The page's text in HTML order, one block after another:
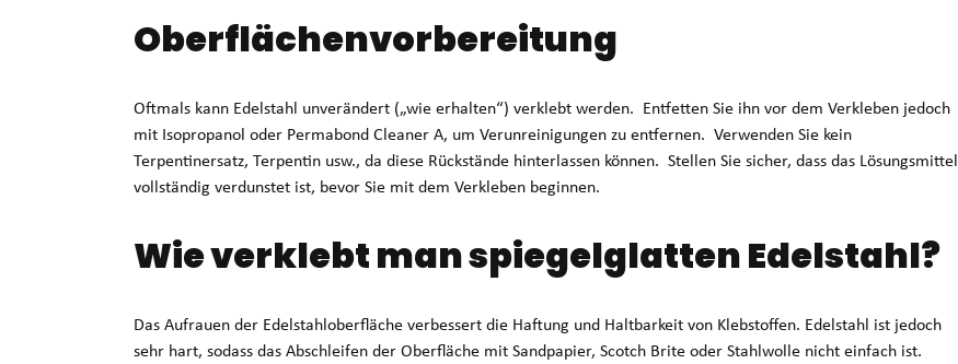
Oberflächenvorbereitung
Oftmals kann Edelstahl unverändert („wie erhalten“) verklebt werden. Entfetten Sie ihn vor dem Verkleben jedoch
mit Isopropanol oder Permabond Cleaner A, um Verunreinigungen zu entfernen. Verwenden Sie kein
Terpentinersatz, Terpentin usw., da diese Rückstände hinterlassen können. Stellen Sie sicher, dass das Lösungsmittel
vollständig verdunstet ist, bevor Sie mit dem Verkleben beginnen.
Wie verklebt man spiegelglatten Edelstahl?
Das Aufrauen der Edelstahloberfläche verbessert die Haftung und Haltbarkeit von Klebstoffen. Edelstahl ist jedoch
sehr hart, sodass das Abschleifen der Oberfläche mit Sandpapier, Scotch Brite oder Stahlwolle nicht einfach ist.